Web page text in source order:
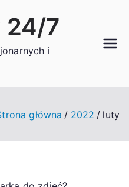
24/7
i
główna 2022 luty